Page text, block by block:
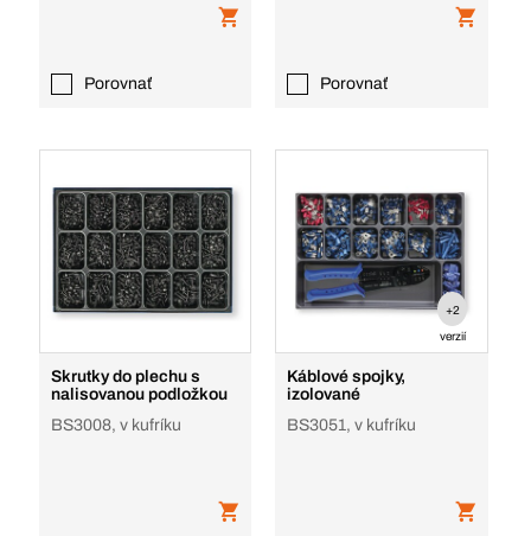
Porovnať Porovnať
Skrutky do plechu s
nalisovanou podložkou
BS3008, v kufríku
+2
verzií
Káblové spojky,
izolované
BS3051, v kufríku